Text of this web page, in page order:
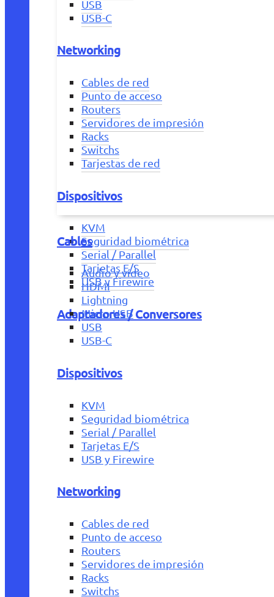
USB
USB-C
Networking
Cables de red
Punto de acceso
Routers
Servidores de impresión
Racks
Switchs
Tarjestas de red
Dispositivos
KVM
Seguridad biométrica
Serial / Parallel
Tarjetas E/S
USB y Firewire
Adaptadores / Conversores
Cables
Audio y vídeo
HDMI
Lightning
Micro USB
USB
USB-C
Dispositivos
KVM
Seguridad biométrica
Serial / Parallel
Tarjetas E/S
USB y Firewire
Networking
Cables de red
Punto de acceso
Routers
Servidores de impresión
Racks
Switchs